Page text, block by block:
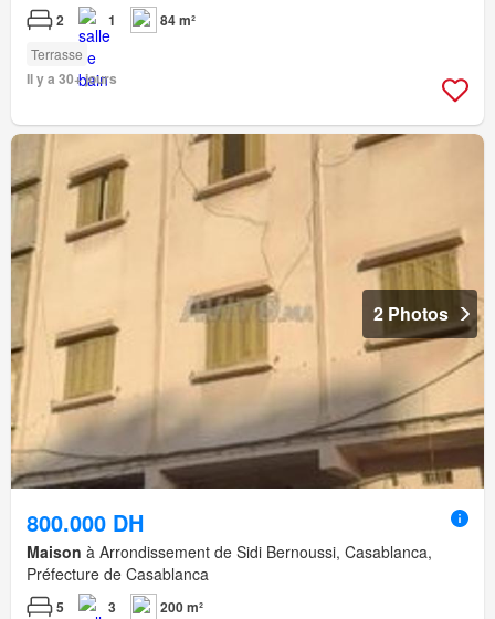
2 1 84 m²
Terrasse
Il y a 30+ jours
2 Photos
800.000 DH
Maison à Arrondissement de Sidi Bernoussi, Casablanca,
Préfecture de Casablanca
5 3
200 m²